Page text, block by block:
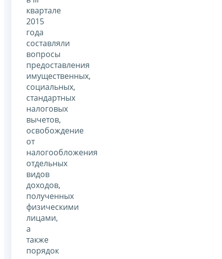
квартале
2015
года
составляли
вопросы
предоставления
имущественных,
социальных,
стандартных
налоговых
вычетов,
освобождение
от
налогообложения
отдельных
видов
доходов,
полученных
физическими
лицами,
а
также
порядок